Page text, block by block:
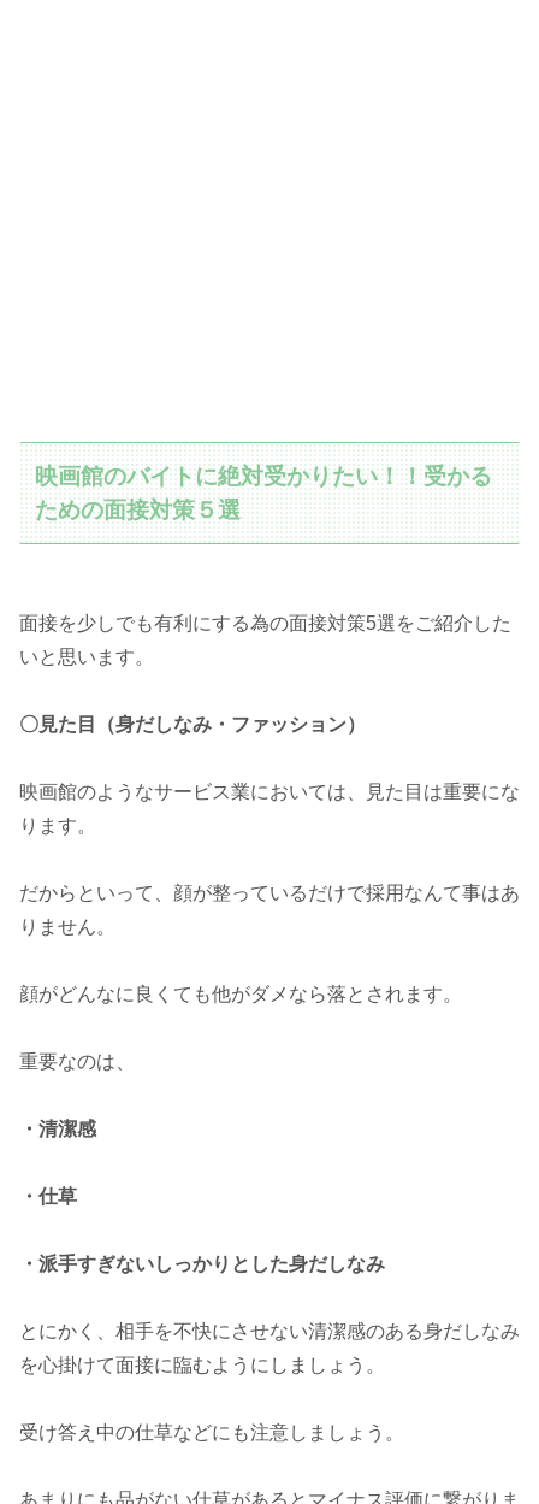
映画館のバイトに絶対受かりたい！！受かる
ための面接対策５選
面接を少しでも有利にする為の面接対策5選をご紹介した
いと思います。
〇見た目（身だしなみ・ファッション）
映画館のようなサービス業においては、見た目は重要にな
ります。
だからといって、顔が整っているだけで採用なんて事はあ
りません。
顔がどんなに良くても他がダメなら落とされます。
重要なのは、
・清潔感
・仕草
・派手すぎないしっかりとした身だしなみ
とにかく、相手を不快にさせない清潔感のある身だしなみ
を心掛けて面接に臨むようにしましょう。
受け答え中の仕草などにも注意しましょう。